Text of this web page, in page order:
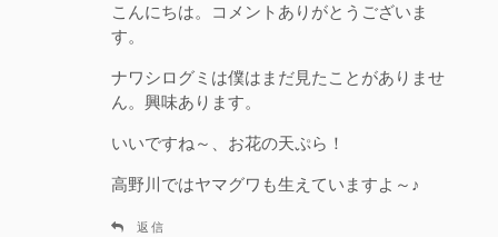
こんにちは。コメントありがとうございま
す。
ナワシログミは僕はまだ見たことがありませ
ん。興味あります。
いいですね～、お花の天ぷら！
高野川ではヤマグワも生えていますよ～♪
返信